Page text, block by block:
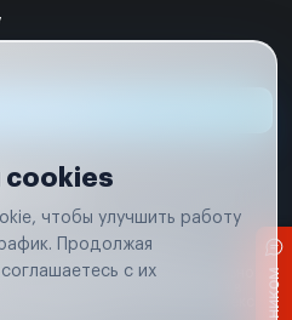
Удаление аккаунта
на сайте, носит исключительно
437 (п. 2) Гражданского кодекса
cookies
чтобы улучшить работу
Продолжая
с их